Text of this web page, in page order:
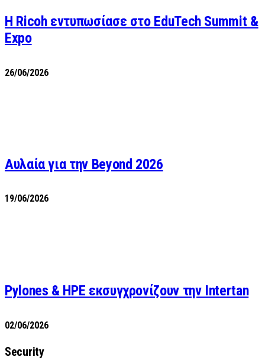
Η Ricoh εντυπωσίασε στο EduTech Summit &
Expo
26/06/2026
Αυλαία για την Beyond 2026
19/06/2026
Pylones & HPE εκσυγχρονίζουν την Intertan
02/06/2026
Security